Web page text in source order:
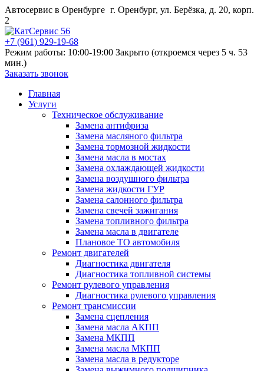
Автосервис в Оренбурге г. Оренбург, ул. Берёзка, д. 20, корп.
2
+7 (961) 929-19-68
Режим работы: 10:00-19:00 Закрыто (откроемся через 5 ч. 53
мин.)
Заказать звонок
Главная
Услуги
Техническое обслуживание
Замена антифриза
Замена масляного фильтра
Замена тормозной жидкости
Замена масла в мостах
Замена охлаждающей жидкости
Замена воздушного фильтра
Замена жидкости ГУР
Замена салонного фильтра
Замена свечей зажигания
Замена топливного фильтра
Замена масла в двигателе
Плановое ТО автомобиля
Ремонт двигателей
Диагностика двигателя
Диагностика топливной системы
Ремонт рулевого управления
Диагностика рулевого управления
Ремонт трансмиссии
Замена сцепления
Замена масла АКПП
Замена МКПП
Замена масла МКПП
Замена масла в редукторе